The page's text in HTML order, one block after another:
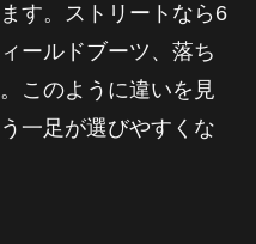
す。ストリートなら6
ールドブーツ、落ち
このように違いを見
一足が選びやすくな